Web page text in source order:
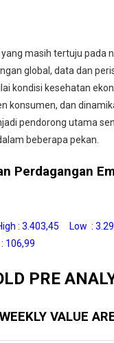
masih tertuju pada
global, data dan
kondisi kesehatan
konsumen, dan
pendorong utama
beberapa pekan.
Perdagangan
: 3.403,45 Low :
106,99
PRE
WEEKLY VALUE